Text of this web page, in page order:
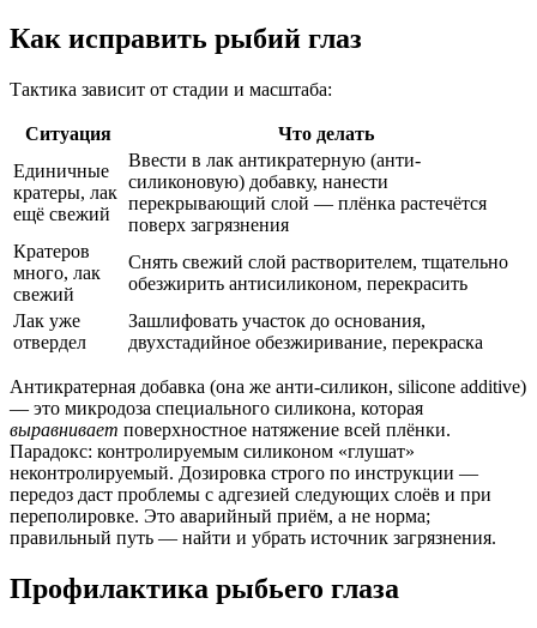
Как исправить рыбий глаз
Тактика зависит от стадии и масштаба:
Ситуация
Что делать
Единичные
кратеры, лак
ещё свежий
Ввести в лак антикратерную (анти-
силиконовую) добавку, нанести
перекрывающий слой — плёнка растечётся
поверх загрязнения
Кратеров
много, лак
свежий
Снять свежий слой растворителем, тщательно
обезжирить антисиликоном, перекрасить
Лак уже
отвердел
Зашлифовать участок до основания,
двухстадийное обезжиривание, перекраска
Антикратерная добавка (она же анти-силикон, silicone additive)
— это микродоза специального силикона, которая
выравнивает поверхностное натяжение всей плёнки.
Парадокс: контролируемым силиконом «глушат»
неконтролируемый. Дозировка строго по инструкции —
передоз даст проблемы с адгезией следующих слоёв и при
переполировке. Это аварийный приём, а не норма;
правильный путь — найти и убрать источник загрязнения.
Профилактика рыбьего глаза